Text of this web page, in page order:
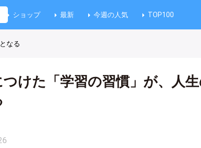
ショップ 最新 今週の人気 TOP100
なる
けた「学習の習慣」が、人